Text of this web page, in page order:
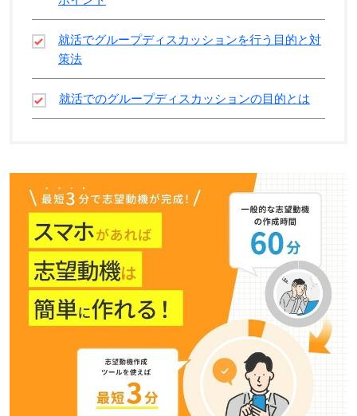
就活でグループディスカッションを行う目的と対
策法
就活でのグループディスカッションの目的とは